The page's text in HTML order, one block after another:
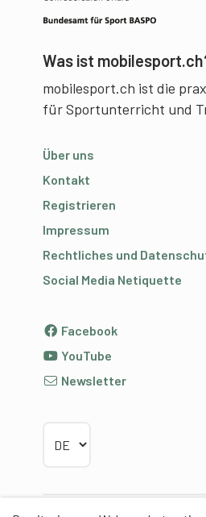
Was ist
mobilesport.ch ist die
für Sportunterricht und
Über uns
Kontakt
Registrieren
Impressum
Rechtliches und
Social Media Netiquette
Facebook
YouTube
Newsletter